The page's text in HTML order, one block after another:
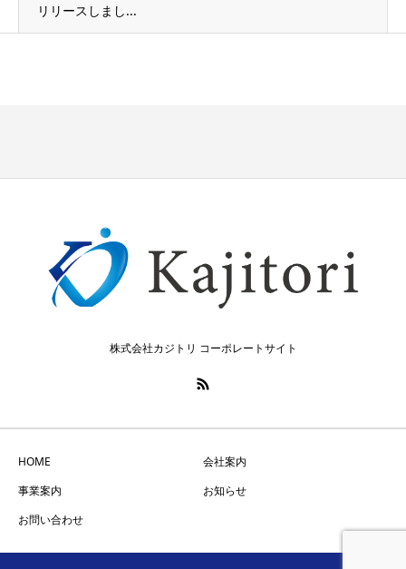
リリースしまし...
株式会社カジトリ コーポレートサイト
HOME
会社案内
事業案内
お知らせ
お問い合わせ